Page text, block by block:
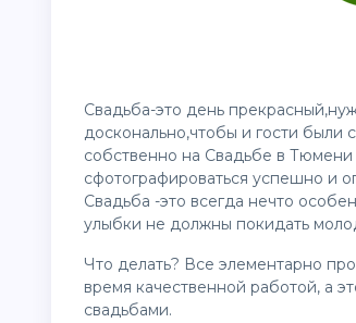
Свадьба-это день
досконально,чтобы и гости
собственно на Свадьбе в Тюмени
сфотографироваться успешно и
Свадьба -это всегда нечто
улыбки не должны покидать
Что делать? Все элементарно
время качественной работой, а
свадьбами.